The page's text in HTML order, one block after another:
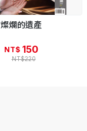
燦爛的遺產
NT$ 150
NT$220